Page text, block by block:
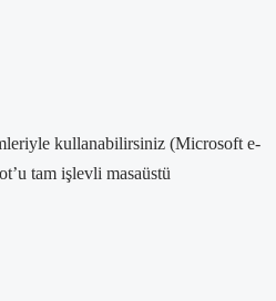
kullanabilirsiniz (Microsoft e-
tam işlevli masaüstü